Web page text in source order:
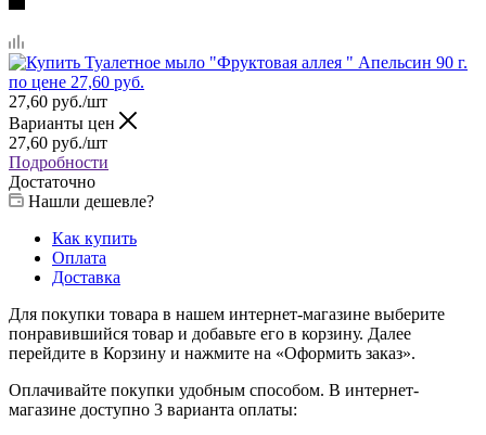
27,60 руб./шт
Варианты цен
27,60 руб./шт
Подробности
Достаточно
Нашли дешевле?
Как купить
Оплата
Доставка
Для покупки товара в нашем интернет-магазине выберите
понравившийся товар и добавьте его в корзину. Далее
перейдите в Корзину и нажмите на «Оформить заказ».
Оплачивайте покупки удобным способом. В интернет-
магазине доступно 3 варианта оплаты: